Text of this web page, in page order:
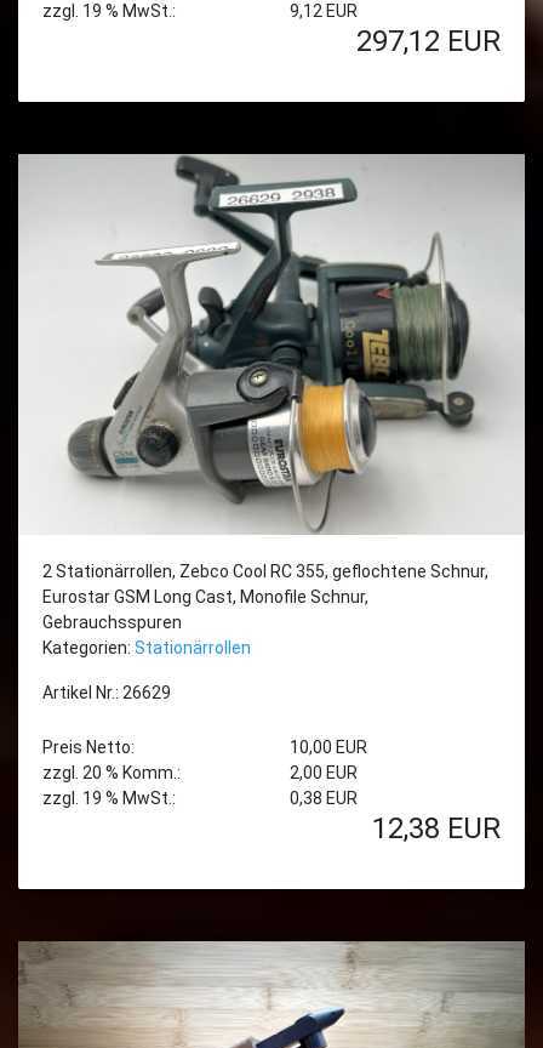
zzgl. 19 % MwSt.:
9,12 EUR
297,12 EUR
2 Stationärrollen, Zebco Cool RC 355, geflochtene Schnur,
Eurostar GSM Long Cast, Monofile Schnur,
Gebrauchsspuren
Kategorien: Stationärrollen
Artikel Nr.: 26629
Preis Netto:
10,00 EUR
zzgl. 20 % Komm.:
2,00 EUR
zzgl. 19 % MwSt.:
0,38 EUR
12,38 EUR